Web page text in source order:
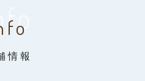
情報